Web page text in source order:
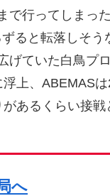
で行ってしまっ
ると転落しそう
げていた白鳥プ
上、ABEMAS
あるくらい接戦
へ